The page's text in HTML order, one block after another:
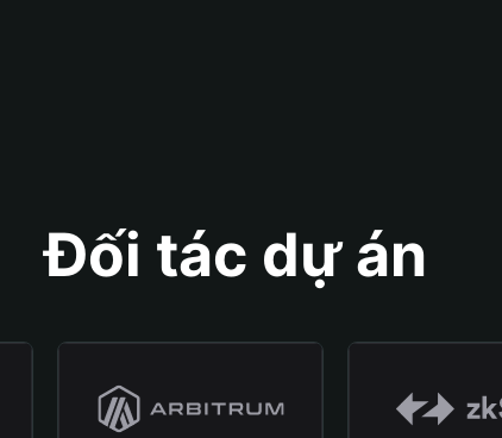
Đối tác dự án